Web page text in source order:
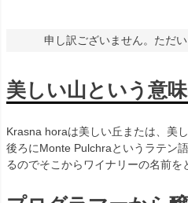
申し訳ございません。ただ
美しい山という意
Krasna horaは美しい丘または、美
後ろにMonte Pulchraというラテン
るのでそこからワイナリーの名前を